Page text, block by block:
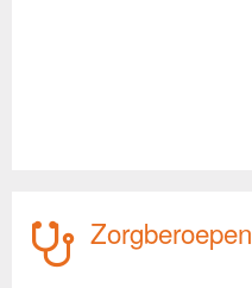
Zorgberoepen